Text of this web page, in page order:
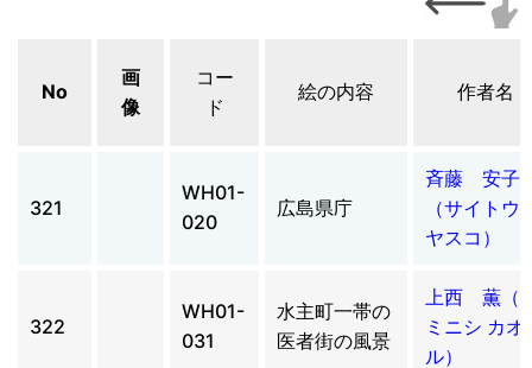
No
画
像
コー
ド
絵の内容 作者名
321
WH01-
020
広島県庁
斉藤 安子
（サイト
ヤスコ）
322
WH01-
031
水主町一帯の
医者街の風景
上西 薫（
ミニシ カオ
ル）